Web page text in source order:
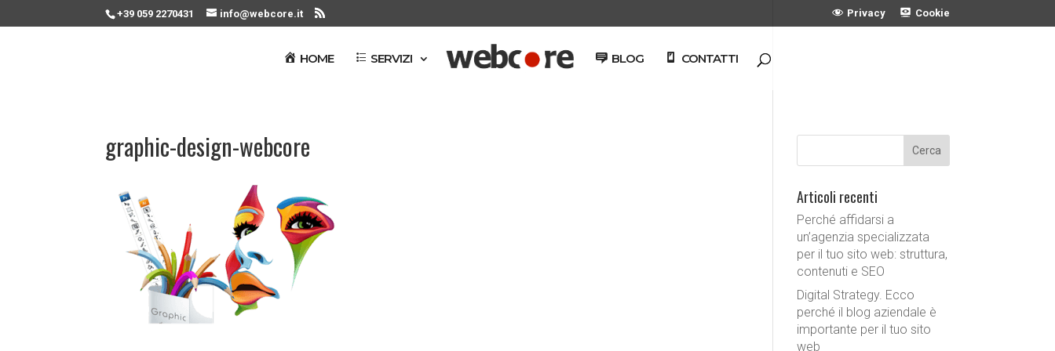
+39 059 2270431 info@webcore.it Privacy Cookie
HOME SERVIZI BLOG CONTATTI
graphic-design-webcore
Articoli recenti
Perché affidarsi a
un’agenzia specializzata
per il tuo sito web: struttura,
contenuti e SEO
Digital Strategy. Ecco
perché il blog aziendale è
importante per il tuo sito
web